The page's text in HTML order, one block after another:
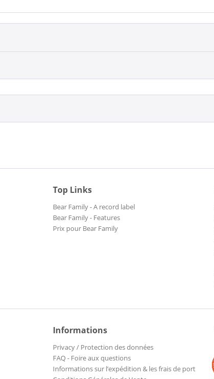
Top Links
Bear Family - A record label
Bear Family - Features
Prix pour Bear Family
Informations
Privacy / Protection des données
FAQ - Foire aux questions
Informations sur l’expédition & les frais de port